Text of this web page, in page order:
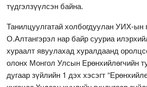
түдгэлзүүлсэн байна.
Танилцуулгатай холбогдуулан УИХ-ын
О.Алтангэрэл нар байр сууриа
хураалт явуулахад хуралдаанд
олонх Монгол Улсын Ерөнхийлөгчийн
дугаар зүйлийн 1 дэх хэсэгт